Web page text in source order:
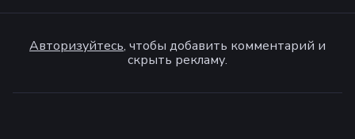
Авторизуйтесь, чтобы добавить комментарий и
скрыть рекламу.